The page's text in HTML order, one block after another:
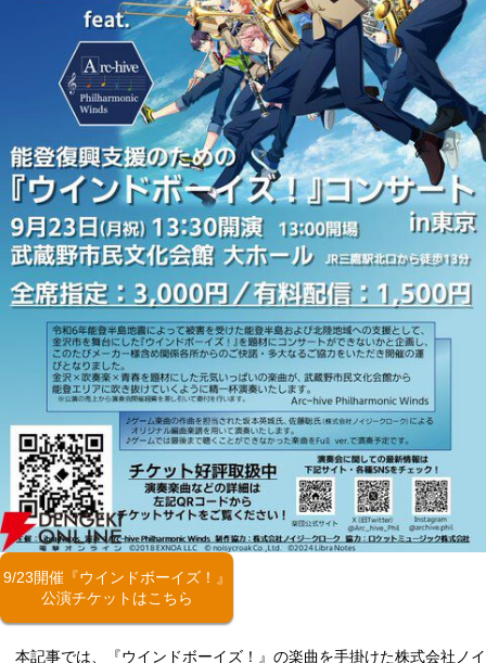
9/23開催『ウインドボーイズ！』
公演チケットはこちら
本記事では、『ウインドボーイズ！』の楽曲を手掛けた株式会社ノイ